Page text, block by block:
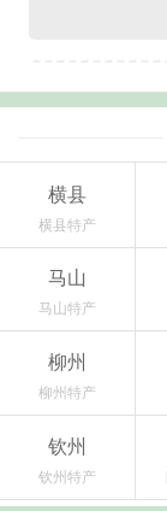
横县
横县特产
马山
马山特产
柳州
柳州特产
钦州
钦州特产